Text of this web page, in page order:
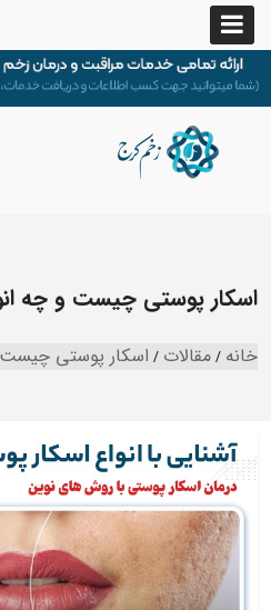
اسکار پوستی چیست و چه
خانه مقالات اسکار پوستی چیست